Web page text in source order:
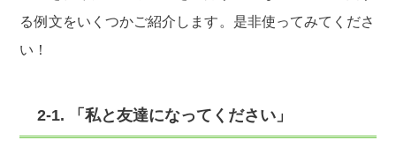
る例文をいくつかご紹介します。是非使ってみてくださ
い！
2-1. 「私と友達になってください」